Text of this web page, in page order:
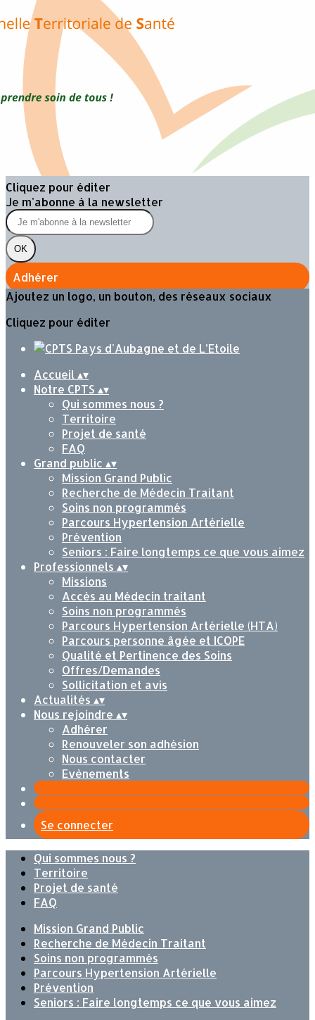
Exporter les lignes sélectionnées
Exporter toutes les colonnes
Exporter uniquement les colonnes affichées
Menu
Images de la page d'accueil
Cliquez pour éditer
Texte, bouton et/ou inscription à la newsletter
Cliquez pour éditer
Je m'abonne à la newsletter
OK
Adhérer
Ajoutez un logo, un bouton, des réseaux sociaux
Cliquez pour éditer
Accueil ▴▾
Notre CPTS ▴▾
Qui sommes nous ?
Territoire
Projet de santé
FAQ
Grand public ▴▾
Mission Grand Public
Recherche de Médecin Traitant
Soins non programmés
Parcours Hypertension Artérielle
Prévention
Seniors : Faire longtemps ce que vous aimez
Professionnels ▴▾
Missions
Accès au Médecin traitant
Soins non programmés
Parcours Hypertension Artérielle (HTA)
Parcours personne âgée et ICOPE
Qualité et Pertinence des Soins
Offres/Demandes
Sollicitation et avis
Actualités ▴▾
Nous rejoindre ▴▾
Adhérer
Renouveler son adhésion
Nous contacter
Evènements
Se connecter
Qui sommes nous ?
Territoire
Projet de santé
FAQ
Mission Grand Public
Recherche de Médecin Traitant
Soins non programmés
Parcours Hypertension Artérielle
Prévention
Seniors : Faire longtemps ce que vous aimez